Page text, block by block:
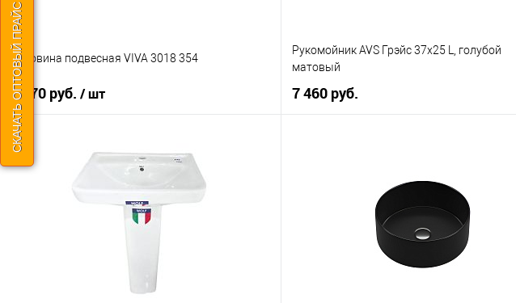
Раковина подвесная VIVA 3018 354
5 170 руб. / шт
К сравнению
Рукомойник AVS Грэйс 37x25 L, голубой
матовый
7 460 руб.
В наличии
СКАЧАТЬ ОПТОВЫЙ ПРАЙС